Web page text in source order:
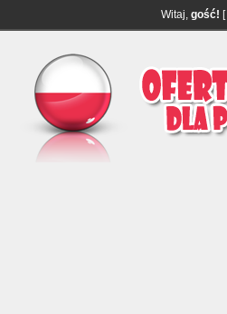
Witaj, gość! [